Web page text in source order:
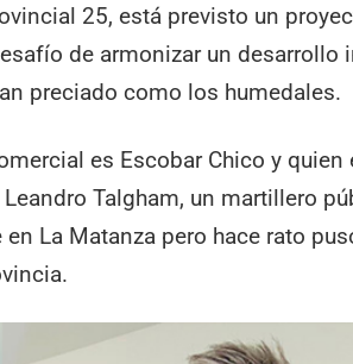
25, está previsto un
de armonizar un
preciado como los humedales.
es Escobar Chico y quien
Talgham, un martillero
en La Matanza pero hace rato